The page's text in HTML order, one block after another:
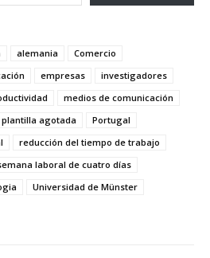
alemania
Comercio
empresas
investigadores
medios de comunicación
plantilla agotada
Portugal
reducción del tiempo de trabajo
laboral de cuatro días
Universidad de Münster